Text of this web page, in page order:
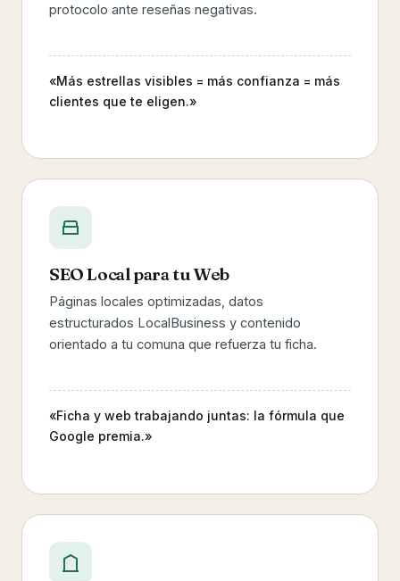
protocolo ante reseñas negativas.
«Más estrellas visibles = más confianza = más
clientes que te eligen.»
SEO Local para tu Web
Páginas locales optimizadas, datos
estructurados LocalBusiness y contenido
orientado a tu comuna que refuerza tu ficha.
«Ficha y web trabajando juntas: la fórmula que
Google premia.»